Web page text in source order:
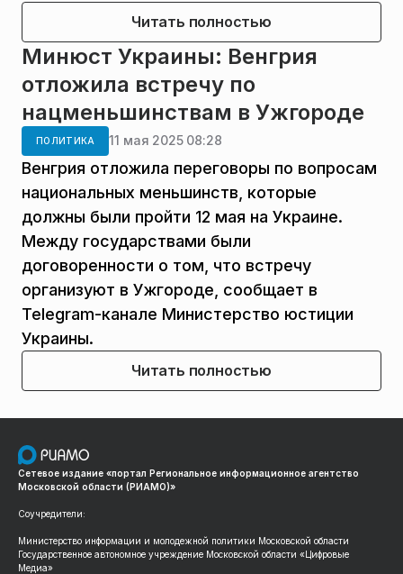
Читать полностью
Минюст Украины: Венгрия
отложила встречу по
нацменьшинствам в Ужгороде
ПОЛИТИКА 11 мая 2025 08:28
Венгрия отложила переговоры по вопросам
национальных меньшинств, которые
должны были пройти 12 мая на Украине.
Между государствами были
договоренности о том, что встречу
организуют в Ужгороде, сообщает в
Telegram-канале Министерство юстиции
Украины.
Читать полностью
Сетевое издание «портал Региональное информационное агентство
Московской области (РИАМО)»
Соучредители:
Министерство информации и молодежной политики Московской области
Государственное автономное учреждение Московской области «Цифровые
Медиа»